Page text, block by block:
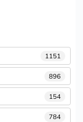
1151
896
154
784